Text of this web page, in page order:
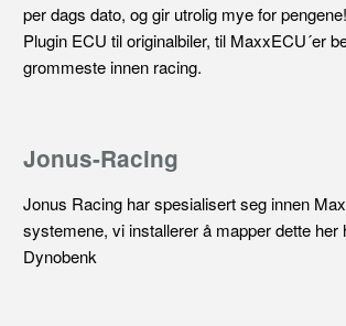
per dags dato, og gir utrolig mye for
Plugin ECU til originalbiler, til MaxxECU´er
grommeste innen racing.
Jonus-Racing
Jonus Racing har spesialisert seg innen
systemene, vi installerer å mapper dette her
Dynobenk